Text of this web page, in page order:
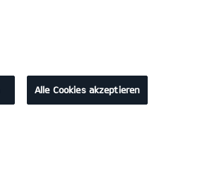
Alle Cookies akzeptieren